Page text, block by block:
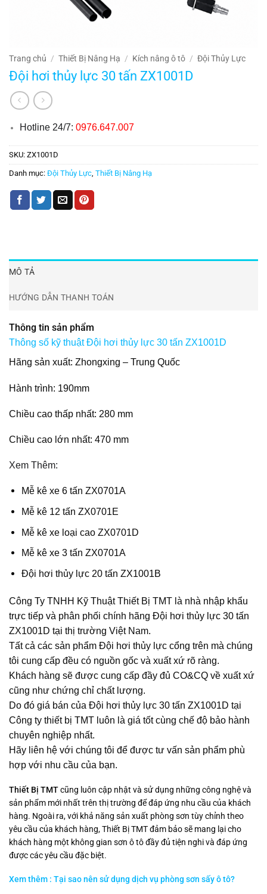
Trang chủ / Thiết Bị Nâng Hạ / Kích nâng ô tô / Đội Thủy Lực
Đội hơi thủy lực 30 tấn ZX1001D
Hotline 24/7:0976.647.007
SKU: ZX1001D
Danh mục: Đội Thủy Lực Thiết Bị Nâng Hạ
MÔ TẢ
HƯỚNG DẪN THANH TOÁN
Thông tin sản phẩm
Thông số kỹ thuật Đội hơi thủy lực 30 tấn ZX1001D
Hãng sản xuất: Zhongxing – Trung Quốc
Hành trình: 190mm
Chiều cao thấp nhất: 280 mm
Chiều cao lớn nhất: 470 mm
Xem Thêm:
Mễ kê xe 6 tấn ZX0701A
Mễ kê 12 tấn ZX0701E
Mễ kê xe loại cao ZX0701D
Mễ kê xe 3 tấn ZX0701A
Đội hơi thủy lực 20 tấn ZX1001B
Công Ty TNHH Kỹ Thuật Thiết Bị TMT là nhà nhập khẩu
trực tiếp và phân phối chính hãng Đội hơi thủy lực 30 tấn
ZX1001D tại thị trường Việt Nam.
Tất cả các sản phẩm Đội hơi thủy lực cổng trên mà chúng
tôi cung cấp đều có nguồn gốc và xuất xứ rõ ràng.
Khách hàng sẽ được cung cấp đầy đủ CO&CQ về xuất xứ
cũng như chứng chỉ chất lượng.
Do đó giá bán của Đội hơi thủy lực 30 tấn ZX1001D tại
Công ty thiết bị TMT luôn là giá tốt cùng chế độ bảo hành
chuyên nghiệp nhất.
Hãy liên hệ với chúng tôi để được tư vấn sản phẩm phù
hợp với nhu cầu của bạn.
Thiết Bị TMTcũng luôn cập nhật và sử dụng những công nghệ và
sản phẩm mới nhất trên thị trường để đáp ứng nhu cầu của khách
hàng. Ngoài ra, với khả năng sản xuất phòng sơn tùy chỉnh theo
yêu cầu của khách hàng, Thiết Bị TMT đảm bảo sẽ mang lại cho
khách hàng một không gian sơn ô tô đầy đủ tiện nghi và đáp ứng
được các yêu cầu đặc biệt.
Xem thêm : Tại sao nên sử dụng dịch vụ phòng sơn sấy ô tô?